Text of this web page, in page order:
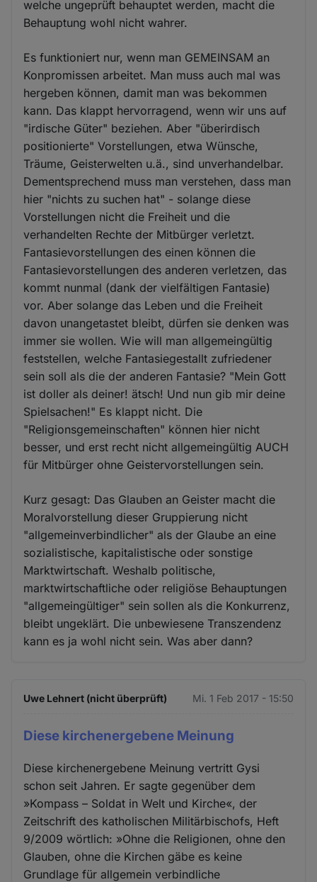
welche ungeprüft behauptet werden, macht die
Behauptung wohl nicht wahrer.
Es funktioniert nur, wenn man GEMEINSAM an
Konpromissen arbeitet. Man muss auch mal was
hergeben können, damit man was bekommen
kann. Das klappt hervorragend, wenn wir uns auf
"irdische Güter" beziehen. Aber "überirdisch
positionierte" Vorstellungen, etwa Wünsche,
Träume, Geisterwelten u.ä., sind unverhandelbar.
Dementsprechend muss man verstehen, dass man
hier "nichts zu suchen hat" - solange diese
Vorstellungen nicht die Freiheit und die
verhandelten Rechte der Mitbürger verletzt.
Fantasievorstellungen des einen können die
Fantasievorstellungen des anderen verletzen, das
kommt nunmal (dank der vielfältigen Fantasie)
vor. Aber solange das Leben und die Freiheit
davon unangetastet bleibt, dürfen sie denken was
immer sie wollen. Wie will man allgemeingültig
feststellen, welche Fantasiegestallt zufriedener
sein soll als die der anderen Fantasie? "Mein Gott
ist doller als deiner! ätsch! Und nun gib mir deine
Spielsachen!" Es klappt nicht. Die
"Religionsgemeinschaften" können hier nicht
besser, und erst recht nicht allgemeingültig AUCH
für Mitbürger ohne Geistervorstellungen sein.
Kurz gesagt: Das Glauben an Geister macht die
Moralvorstellung dieser Gruppierung nicht
"allgemeinverbindlicher" als der Glaube an eine
sozialistische, kapitalistische oder sonstige
Marktwirtschaft. Weshalb politische,
marktwirtschaftliche oder religiöse Behauptungen
"allgemeingültiger" sein sollen als die Konkurrenz,
bleibt ungeklärt. Die unbewiesene Transzendenz
kann es ja wohl nicht sein. Was aber dann?
Uwe Lehnert (nicht überprüft) Mi. 1 Feb 2017 - 15:50
Diese kirchenergebene Meinung
Diese kirchenergebene Meinung vertritt Gysi
schon seit Jahren. Er sagte gegenüber dem
»Kompass – Soldat in Welt und Kirche«, der
Zeitschrift des katholischen Militärbischofs, Heft
9/2009 wörtlich: »Ohne die Religionen, ohne den
Glauben, ohne die Kirchen gäbe es keine
Grundlage für allgemein verbindliche